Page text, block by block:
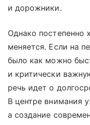
и дорожники.
Однако постепенно
меняется. Если на
было как можно
и критически
речь идет о
В центре внимания
а создание